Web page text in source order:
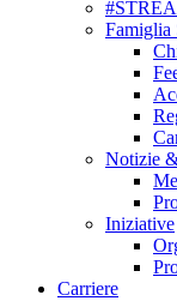
Famiglia
Notizie
Iniziative
Carriere